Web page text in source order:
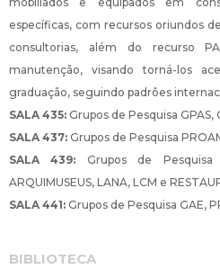
específicas, com recursos oriundos
consultorias, além do recurso
manutenção, visando torná-los
graduação, seguindo padrões
SALA 435: Grupos de Pesquisa GPAS,
SALA 437: Grupos de Pesquisa
SALA 439: Grupos de
ARQUIMUSEUS, LANA, LCM e
SALA 441: Grupos de Pesquisa GAE,
BIBLIOTECA